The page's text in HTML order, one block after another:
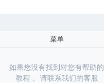
菜单
如果您没有找到对您有帮助的
教程， 请联系我们的客服